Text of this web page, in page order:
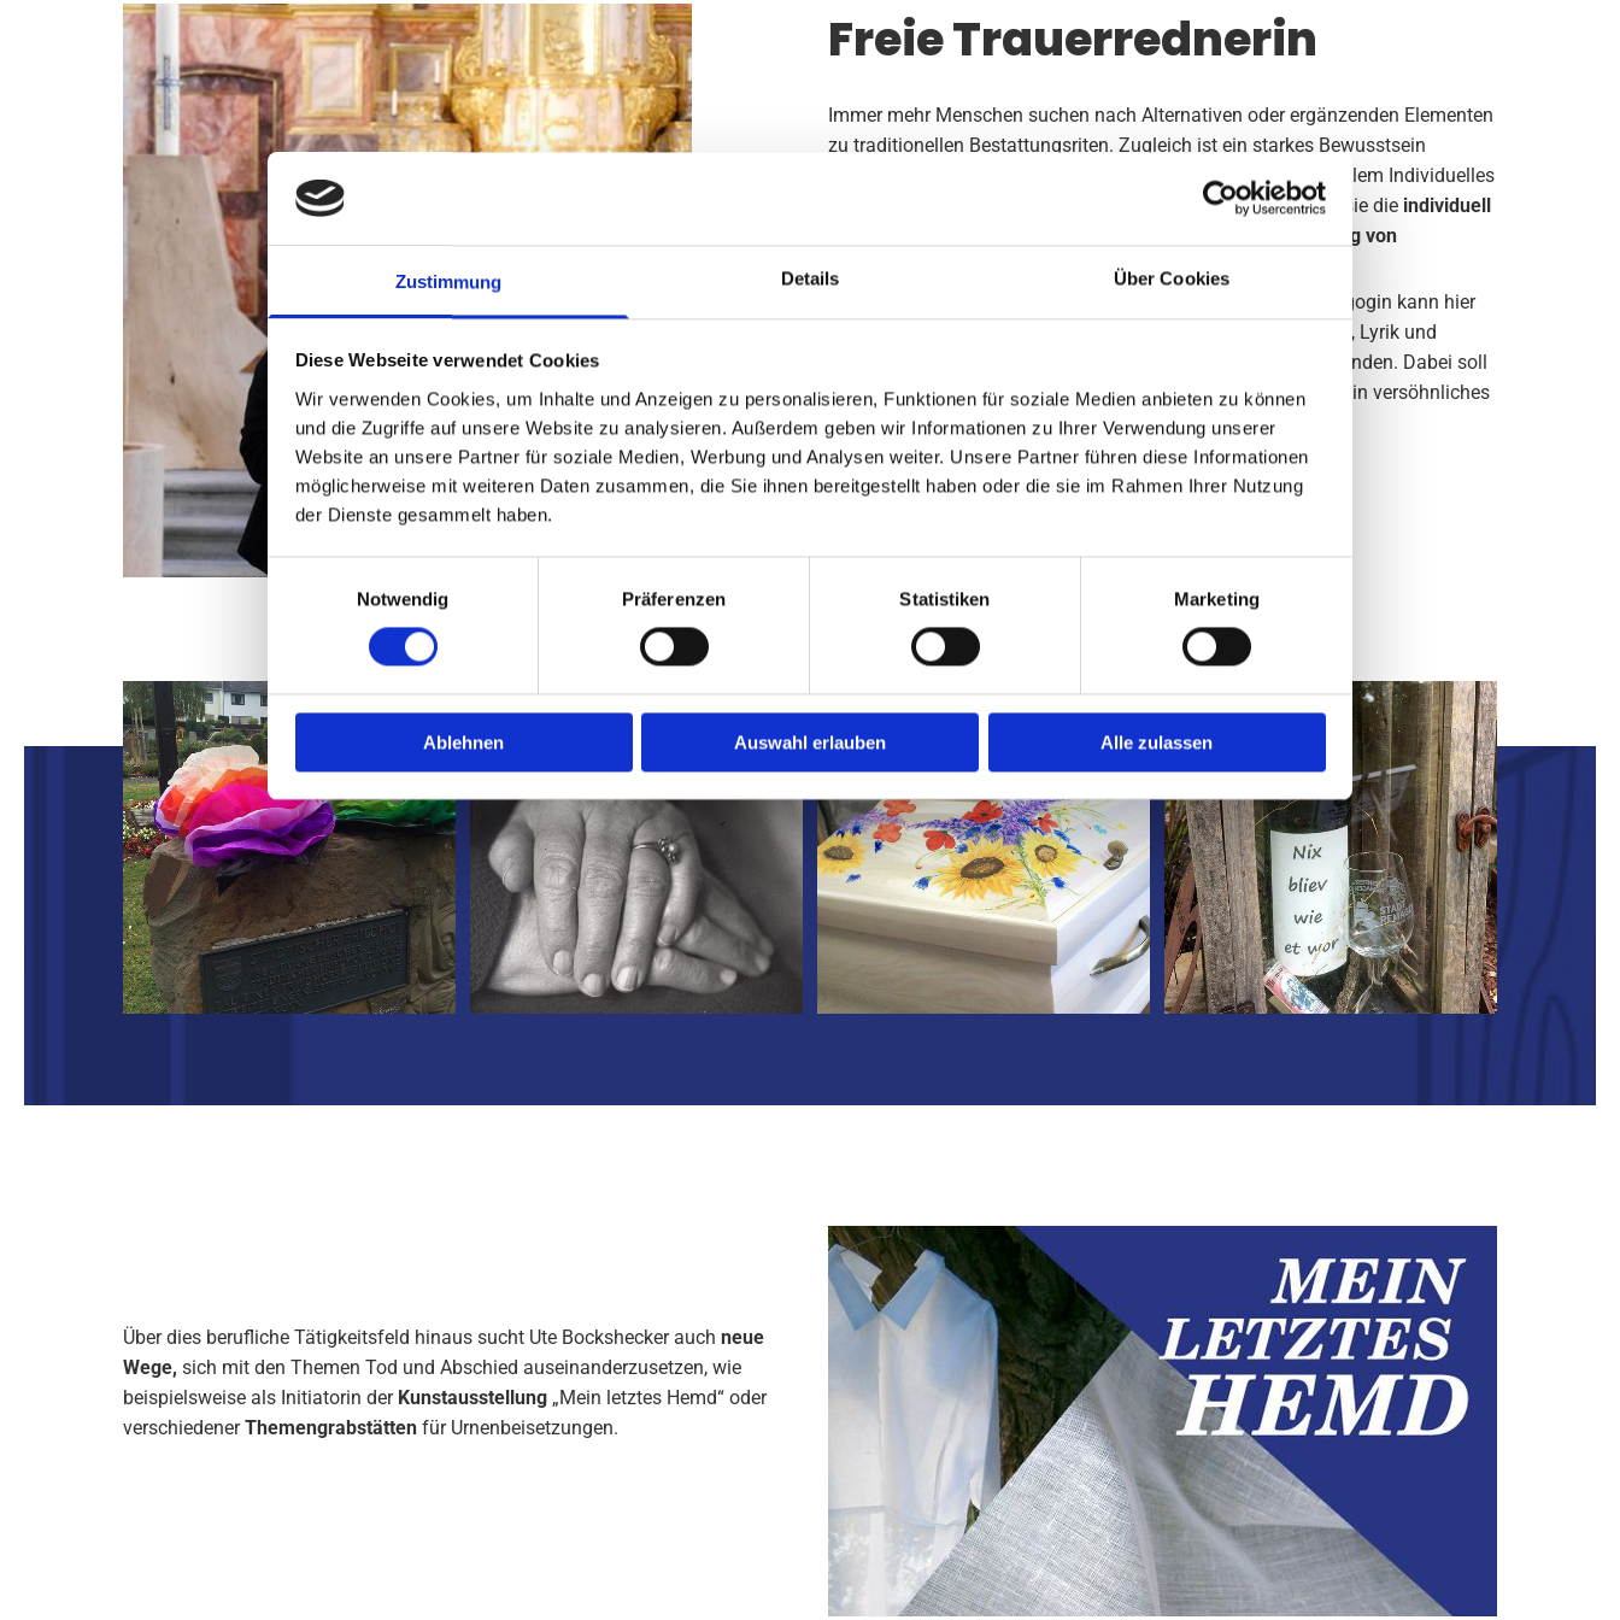
Zustimmung Details Über Cookies
Diese Webseite verwendet Cookies
Wir verwenden Cookies, um Inhalte und Anzeigen zu personalisieren, Funktionen für soziale Medien anbieten zu können
und die Zugriffe auf unsere Website zu analysieren. Außerdem geben wir Informationen zu Ihrer Verwendung unserer
Website an unsere Partner für soziale Medien, Werbung und Analysen weiter. Unsere Partner führen diese Informationen
möglicherweise mit weiteren Daten zusammen, die Sie ihnen bereitgestellt haben oder die sie im Rahmen Ihrer Nutzung
der Dienste gesammelt haben.
Einwilligungsauswahl
Notwendig
Präferenzen Statistiken Marketing
Ablehnen Auswahl erlauben Alle zulassen
Freie Trauerrednerin
Immer mehr Menschen suchen nach Alternativen oder ergänzenden Elementen
zu traditionellen Bestattungsriten. Zugleich ist ein starkes Bewusstsein
vorhanden, dass eine Trauerfeier etwas Besonderes und vor allem Individuelles
sein sollte. Dies greift Bestatterin Ute Bockshecker auf, wenn sie die individuell
auf den Verstorbenen zugeschnittene Gestaltung und Leitung von
Die aus dem Lehrberuf kommende Kunst- und Religionspädagogin kann hier
Talent, Erfahrung und Affinität zur bildenden Kunst mit Texten, Lyrik und
musikalischen Elementen zu einer Verabschiedungsfeier verbinden. Dabei soll
der respektvolle Blick auf die Vita der Verstorbenenhelfen, ein versöhnliches
Bild an dieseAbschieds-Feierin Erinnerung zu behalten.
Über dies berufliche Tätigkeitsfeld hinaus sucht Ute Bockshecker auch neue
Wege, sich mit den Themen Tod und Abschied auseinanderzusetzen, wie
beispielsweise als Initiatorin der Kunstausstellung „Mein letztes Hemd“ oder
verschiedenerThemengrabstätten für Urnenbeisetzungen.